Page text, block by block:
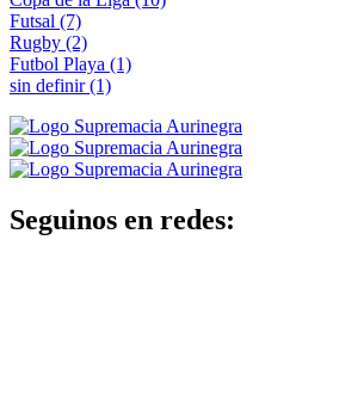
Futsal (7)
Rugby (2)
Futbol Playa (1)
sin definir(1)
Seguinos en redes: